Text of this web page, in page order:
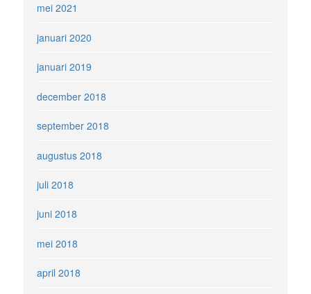
mei 2021
januari 2020
januari 2019
december 2018
september 2018
augustus 2018
juli 2018
juni 2018
mei 2018
april 2018